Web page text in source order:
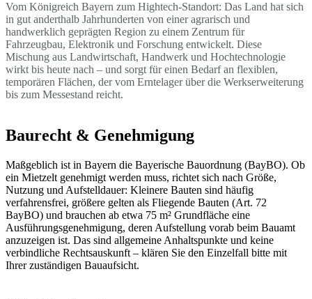
Vom Königreich Bayern zum Hightech-Standort: Das Land hat sich
in gut anderthalb Jahrhunderten von einer agrarisch und
handwerklich geprägten Region zu einem Zentrum für
Fahrzeugbau, Elektronik und Forschung entwickelt. Diese
Mischung aus Landwirtschaft, Handwerk und Hochtechnologie
wirkt bis heute nach – und sorgt für einen Bedarf an flexiblen,
temporären Flächen, der vom Erntelager über die Werkserweiterung
bis zum Messestand reicht.
Baurecht & Genehmigung
Maßgeblich ist in Bayern die Bayerische Bauordnung (BayBO). Ob
ein Mietzelt genehmigt werden muss, richtet sich nach Größe,
Nutzung und Aufstelldauer: Kleinere Bauten sind häufig
verfahrensfrei, größere gelten als Fliegende Bauten (Art. 72
BayBO) und brauchen ab etwa 75 m² Grundfläche eine
Ausführungsgenehmigung, deren Aufstellung vorab beim Bauamt
anzuzeigen ist. Das sind allgemeine Anhaltspunkte und keine
verbindliche Rechtsauskunft – klären Sie den Einzelfall bitte mit
Ihrer zuständigen Bauaufsicht.